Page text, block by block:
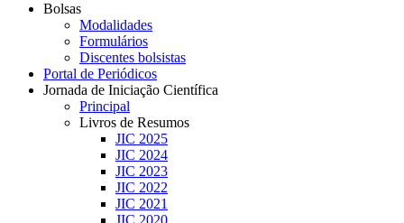
Bolsas
Modalidades
Formulários
Discentes bolsistas
Portal de Periódicos
Jornada de Iniciação Científica
Principal
Livros de Resumos
JIC 2025
JIC 2024
JIC 2023
JIC 2022
JIC 2021
JIC 2020